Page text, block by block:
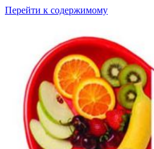
Перейти к содержимому